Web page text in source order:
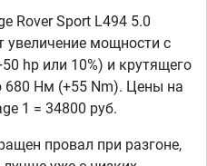
Rover Sport L494 5.0
увеличение мощности с
hp или 10%) и крутящего
680 Нм (+55 Nm). Цены на
1 = 34800 руб.
провал при разгоне,